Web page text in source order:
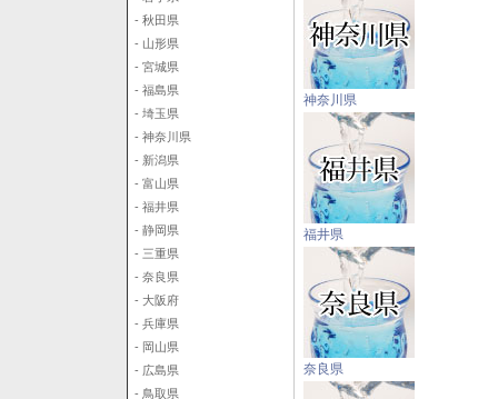
- 秋田県
- 山形県
- 宮城県
- 福島県
- 埼玉県
- 神奈川県
- 新潟県
- 富山県
- 福井県
- 静岡県
- 三重県
- 奈良県
- 大阪府
- 兵庫県
- 岡山県
- 広島県
- 鳥取県
神奈川県
福井県
奈良県